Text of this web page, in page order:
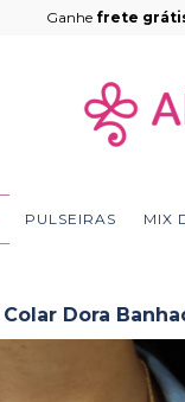
Ganhe frete
PULSEIRAS MIX
Colar Dora